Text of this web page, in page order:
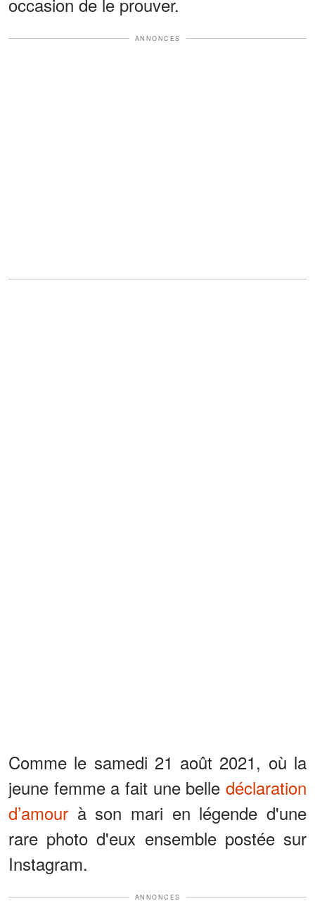
ANNONCES
Comme le samedi 21 août 2021, où la
jeune femme a fait une belle déclaration
d’amour à son mari en légende d'une
rare photo d'eux ensemble postée sur
Instagram.
ANNONCES